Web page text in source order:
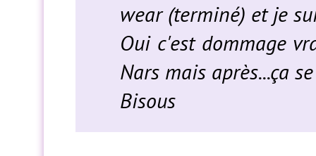
wear (terminé) et je
Oui c'est dommage
Nars mais après...ça
Bisous